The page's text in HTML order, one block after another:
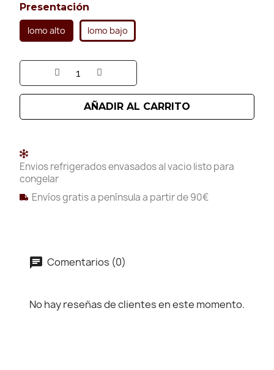
Presentación
lomo alto
lomo bajo
AÑADIR AL CARRITO
Envios refrigerados envasados al vacio listo para
congelar
Envíos gratis a península a partir de 90€
Comentarios (0)
No hay reseñas de clientes en este momento.